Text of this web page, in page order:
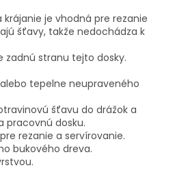
je vhodná pre rezanie
šťavy, takže nedochádza k
zadnú stranu tejto dosky.
tepelne neupraveného
šťavu do drážok a
pracovnú dosku.
rezanie a servírovanie.
bukového dreva.